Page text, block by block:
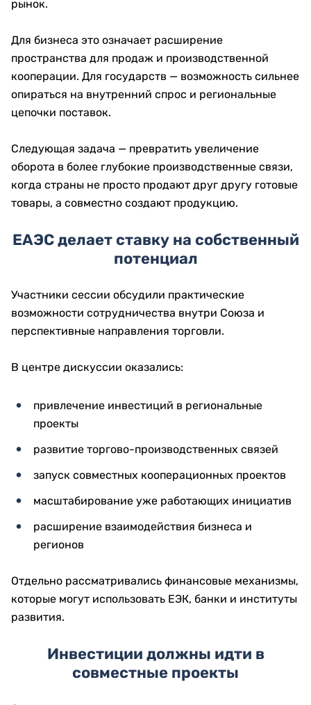
рынок.
Для бизнеса это означает расширение
пространства для продаж и производственной
кооперации. Для государств — возможность сильнее
опираться на внутренний спрос и региональные
цепочки поставок.
Следующая задача — превратить увеличение
оборота в более глубокие производственные связи,
когда страны не просто продают друг другу готовые
товары, а совместно создают продукцию.
ЕАЭС делает ставку на собственный
потенциал
Участники сессии обсудили практические
возможности сотрудничества внутри Союза и
перспективные направления торговли.
В центре дискуссии оказались:
привлечение инвестиций в региональные
проекты
развитие торгово-производственных связей
запуск совместных кооперационных проектов
масштабирование уже работающих инициатив
расширение взаимодействия бизнеса и
регионов
Отдельно рассматривались финансовые механизмы,
которые могут использовать ЕЭК, банки и институты
развития.
Инвестиции должны идти в
совместные проекты